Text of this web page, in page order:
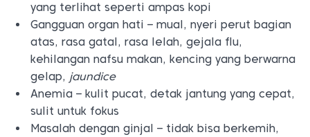
yang terlihat seperti ampas kopi
Gangguan organ hati – mual, nyeri perut bagian
atas, rasa gatal, rasa lelah, gejala flu,
kehilangan nafsu makan, kencing yang berwarna
gelap, jaundice
Anemia – kulit pucat, detak jantung yang cepat,
sulit untuk fokus
Masalah dengan ginjal – tidak bisa berkemih,